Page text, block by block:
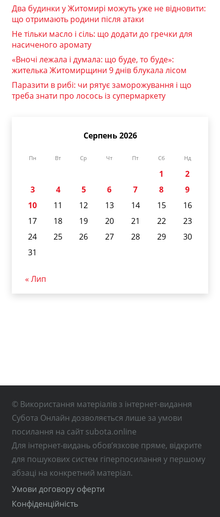
Два будинки у Житомирі можуть уже не відновити:
що отримають родини після атаки
Не тільки масло і сіль: що додати до гречки для
насиченого аромату
«Вночі лежала і думала: що буде, то буде»:
жителька Житомирщини 9 днів блукала лісом
Паразити в рибі: чи рятує заморожування і що
треба знати про лосось із супермаркету
Серпень 2026
Пн Вт Ср Чт Пт Сб Нд
1
2
3
4 5 6 7 8
9
10
11 12 13 14 15
16
17
18 19 20 21 22
23
24
25 26 27 28 29
30
31
« Лип
© Використання матеріалів з інтернет-видання
Субота Онлайн дозволяється лише за умови
посилання на сайт subota.online
Для інтернет-видань обов’язкове пряме, відкрите
для пошукових систем гіперпосилання у першому
абзаці на конкретний матеріал.
Умови договору оферти
Конфіденційність